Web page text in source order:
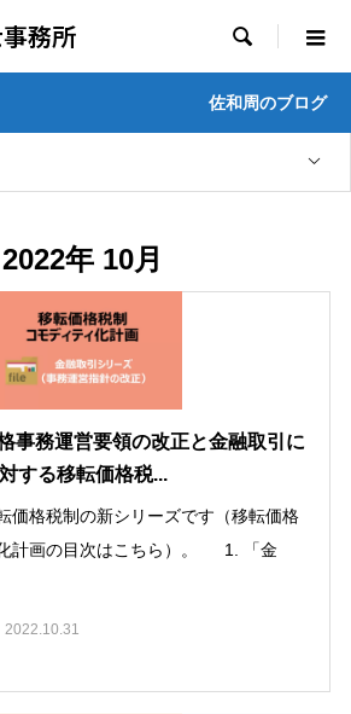
務所 
佐和周のブログ
2022年 10月
務運営要領の改正と金融取引に
対する移転価格税...
価格税制の新シリーズです（移転価格
計画の目次はこちら）。 1. 「金
2022.10.31